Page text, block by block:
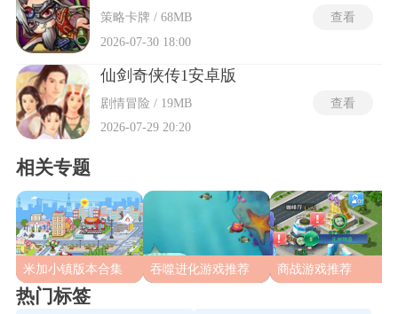
策略卡牌 / 68MB
2026-07-30 18:00
查看
仙剑奇侠传1安卓版
剧情冒险 / 19MB
2026-07-29 20:20
查看
相关专题
米加小镇版本合集 吞噬进化游戏推荐 商战游戏推荐
热门标签